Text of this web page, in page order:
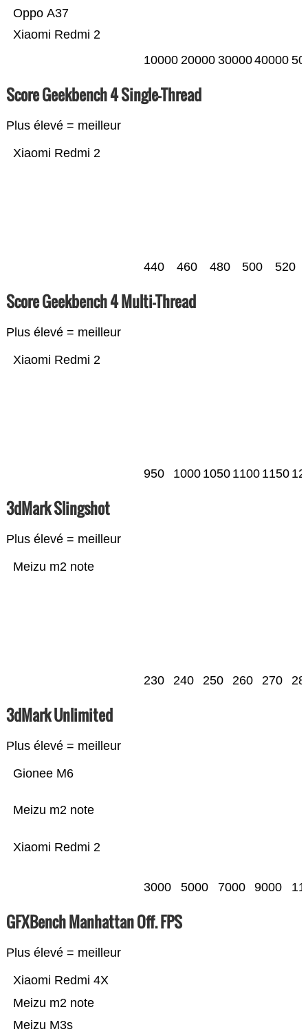
Xiaomi Redmi 2
Oppo A37
10000 20000 3000040000
Score Geekbench 4 Single-Thread
Plus élevé = meilleur
Xiaomi Redmi 2
440 460 480 500 520
Score Geekbench 4 Multi-Thread
Plus élevé = meilleur
Xiaomi Redmi 2
950 1000 1050 1100 1150
3dMark Slingshot
Plus élevé = meilleur
Meizu m2 note
230 240 250 260 270
3dMark Unlimited
Plus élevé = meilleur
Xiaomi Redmi 2
Meizu m2 note
Gionee M6
3000 5000 7000 9000
GFXBench Manhattan Off. FPS
Plus élevé = meilleur
Meizu M3s
Meizu m2 note
Xiaomi Redmi 4X